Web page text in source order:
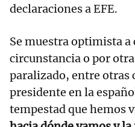
declaraciones a EFE.
Se muestra optimista
circunstancia o por
paralizado, entre otras
presidente en la
tempestad que hemos